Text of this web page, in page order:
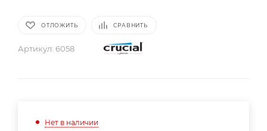
ОТЛОЖИТЬ СРАВНИТЬ
Артикул: 6058
Нет в наличии